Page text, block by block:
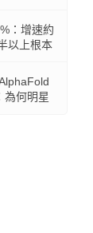
：增速約
以上根本
為何明星